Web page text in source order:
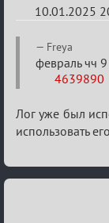
10.01.2025
Re:
месяцев
2025
Freya
февраль чч
4639890
Лог уже был
использовать